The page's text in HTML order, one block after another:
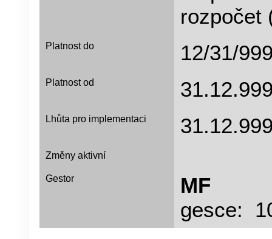
rozpočet
Platnost do 12/31/
Platnost od
Lhůta pro implementaci
Změny aktivní
Gestor MF
gesce: